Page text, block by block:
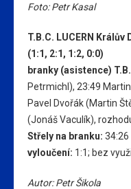
Foto: Petr Kasal
T.B.C. LUCERN
(1:1, 2:1, 1:2, 0:0)
branky (asistence)
Petrmichl), 23:49
Pavel Dvořák (Martin
(Jonáš Vaculík),
Střely na branku: 34:26
vyloučení: 1:1; bez
Autor: Petr Šikola